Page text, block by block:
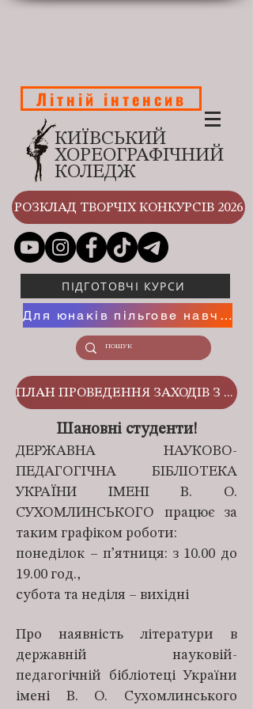
КИЇВСЬКИЙ
ХОРЕОГРАФІЧНИЙ
КОЛЕДЖ
Літній інтенсив
РОЗКЛАД ТВОРЧІХ КОНКУРСІВ 2026
ПІДГОТОВЧІ КУРСИ
Для юнаків пільгове навчання
ПЛАН ПРОВЕДЕННЯ ЗАХОДІВ З БІБЛІОТЕКОЮ
Шановні студенти!
ДЕРЖАВНА НАУКОВО-
ПЕДАГОГІЧНА БІБЛІОТЕКА
УКРАЇНИ ІМЕНІ В. О.
СУХОМЛИНСЬКОГО працює за
таким графіком роботи:
понеділок – п’ятниця: з 10.00 до
19.00 год.,
субота та неділя – вихідні
Про наявність літератури в
державній науковій-
педагогічній бібліотеці України
імені В. О. Сухомлинського